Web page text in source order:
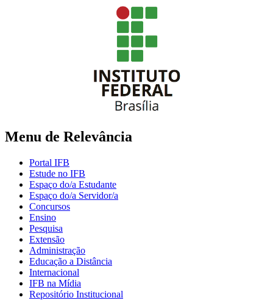
Menu de Relevância
Portal IFB
Estude no IFB
Espaço do/a Estudante
Espaço do/a Servidor/a
Concursos
Ensino
Pesquisa
Extensão
Administração
Educação a Distância
Internacional
IFB na Mídia
Repositório Institucional